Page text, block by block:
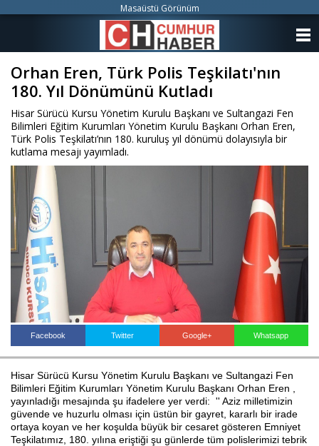
Orhan Eren, Türk Polis Teşkilatı'nın
180. Yıl Dönümünü Kutladı
Hisar Sürücü Kursu Yönetim Kurulu Başkanı ve Sultangazi Fen
Bilimleri Eğitim Kurumları Yönetim Kurulu Başkanı Orhan Eren,
Türk Polis Teşkilatı’nın 180. kuruluş yıl dönümü dolayısıyla bir
kutlama mesajı yayımladı.
Facebook Twitter Google+ Whatsapp
Hisar Sürücü Kursu Yönetim Kurulu Başkanı ve Sultangazi Fen
Bilimleri Eğitim Kurumları Yönetim Kurulu Başkanı Orhan Eren ,
yayınladığı mesajında şu ifadelere yer verdi: '' Aziz milletimizin
güvende ve huzurlu olması için üstün bir gayret, kararlı bir irade
ortaya koyan ve her koşulda büyük bir cesaret gösteren Emniyet
Teşkilatımız, 180. yılına eriştiği şu günlerde tüm polislerimizi tebrik
Masaüstü Görünüm
KATEGORİLER
ANKETLER
FOTO GALERİ
VİDEO GALERİ
İLETİŞİM
Haberin Doğru Adresi.